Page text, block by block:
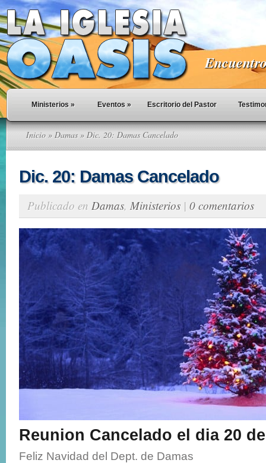
Ministerios » Eventos » Escritorio del Pastor
Inicio » Damas» Dic. 20: Damas Cancelado
Dic. 20: Damas Cancelado
Publicado en Damas, Ministerios | 0 comentarios
Reunion Cancelado el dia 20
Feliz Navidad del Dept. de Damas